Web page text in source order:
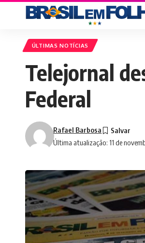
ÚLTIMAS NOTÍCIAS
Telejornal
Federal
Última atualização: 11 de
Rafael Barbosa